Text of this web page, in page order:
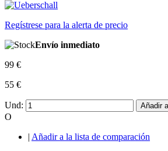
Regístrese para la alerta de precio
Envío inmediato
99 €
55 €
Und: Añadir
O
| Añadir a la lista de comparación